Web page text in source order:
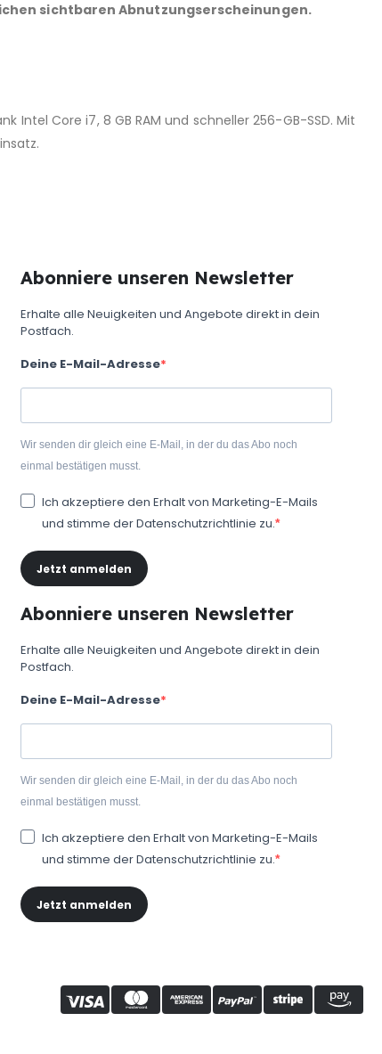
sichtbaren Abnutzungserscheinungen.
Core i7, 8 GB RAM und schneller 256-GB-SSD. Mit
Abonniere unseren Newsletter
Erhalte alle Neuigkeiten und Angebote direkt in dein
Postfach.
Deine E-Mail-Adresse
Wir senden dir gleich eine E-Mail, in der du das Abo noch
einmal bestätigen musst.
Ich akzeptiere den Erhalt von Marketing-E-Mails
und stimme der Datenschutzrichtlinie zu.
Jetzt anmelden
Abonniere unseren Newsletter
Erhalte alle Neuigkeiten und Angebote direkt in dein
Postfach.
Deine E-Mail-Adresse
Wir senden dir gleich eine E-Mail, in der du das Abo noch
einmal bestätigen musst.
Ich akzeptiere den Erhalt von Marketing-E-Mails
und stimme der Datenschutzrichtlinie zu.
Jetzt anmelden